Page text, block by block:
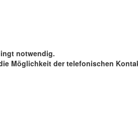
notwendig.
Möglichkeit der telefonischen